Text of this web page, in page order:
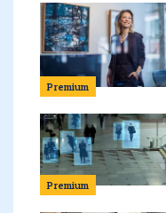
Premium
Premium